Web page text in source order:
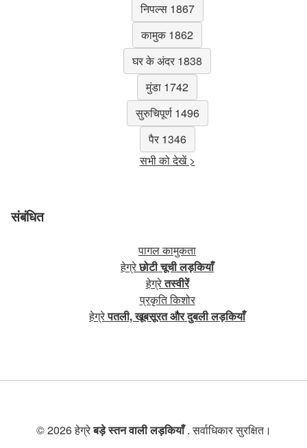
निपल्स 1867
कामुक 1862
घर के अंदर 1838
मुंडा 1742
सुरुचिपूर्ण 1496
पैर 1346
सभी को देखें >
संबंधित
पागल कामुकता
हेग्रेछोटी चूची लड़कियाँ
हेग्रेतस्वीरें
प्रकृति किशोर
हेग्रेपतली, खूबसूरत और दुबली लड़कियाँ
© 2026 हेग्रेबड़े स्तन वाली लड़कियाँ. सर्वाधिकार सुरक्षित।